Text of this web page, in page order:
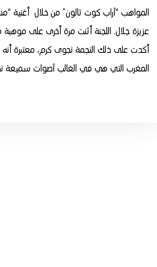
المواهب “آراب كوت تالون” من خلال أغنية
عزيزة جلال. اللجنة أثنت مرة أخرى على
أكدت على ذلك النجمة نجوى كرم، معتبرة
المغرب التي هي في الغالب آصوات سميعة